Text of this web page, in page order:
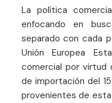
La política
enfocando en
separado con cada
Unión Europea
comercial por virtud
de importación del
provenientes de esta